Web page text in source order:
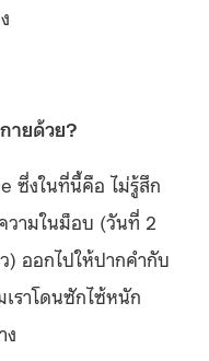
ายด้วย?
ซึ่งในที่นี้คือ ไม่รู้สึก
วามในม็อบ (วันที่ 2
ออกไปให้ปากคำกับ
เราโดนซักไซ้หนัก
ง